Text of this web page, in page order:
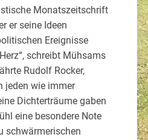
Monatszeitschrift
er seine Ideen
Ereignisse
schreibt Mühsams
Rudolf Rocker,
jeden wie immer
Dichterträume gaben
eine besondere Note
schwärmerischen